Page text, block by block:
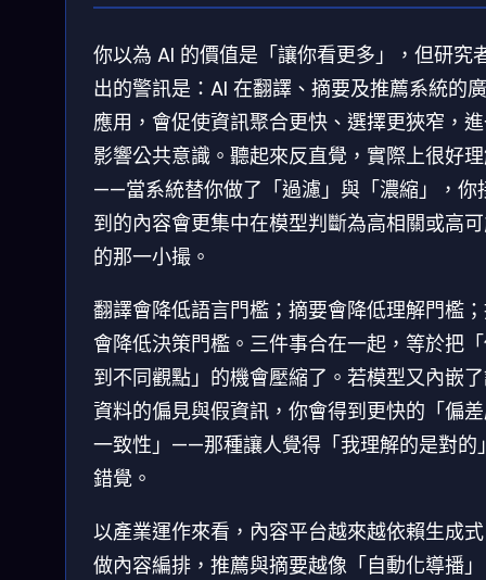
你以為 AI 的價值是「讓你看更多」，但研究
出的警訊是：AI 在翻譯、摘要及推薦系統的
應用，會促使資訊聚合更快、選擇更狹窄，
影響公共意識。聽起來反直覺，實際上很好
——當系統替你做了「過濾」與「濃縮」，你
到的內容會更集中在模型判斷為高相關或高
的那一小撮。
翻譯會降低語言門檻；摘要會降低理解門檻
會降低決策門檻。三件事合在一起，等於把
到不同觀點」的機會壓縮了。若模型又內嵌
資料的偏見與假資訊，你會得到更快的「偏
一致性」——那種讓人覺得「我理解的是對的
錯覺。
以產業運作來看，內容平台越來越依賴生成
做內容編排，推薦與摘要越像「自動化導播